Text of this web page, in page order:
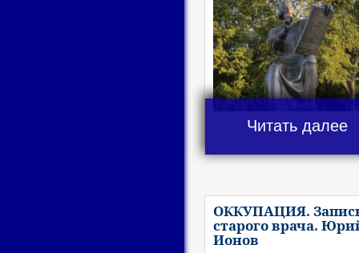
Читать далее
ОККУПАЦИЯ.
старого врача.
Ионов